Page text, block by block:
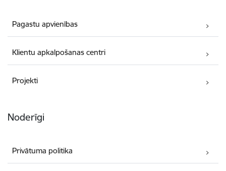
Pagastu apvienības
Klientu apkalpošanas centri
Projekti
Noderīgi
Privātuma politika